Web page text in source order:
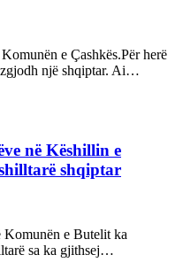
e Çashkës.Për herë
zgjodh një shqiptar. Ai…
në Këshillin e
shqiptar
Komunën e Butelit ka
sa ka gjithsej…